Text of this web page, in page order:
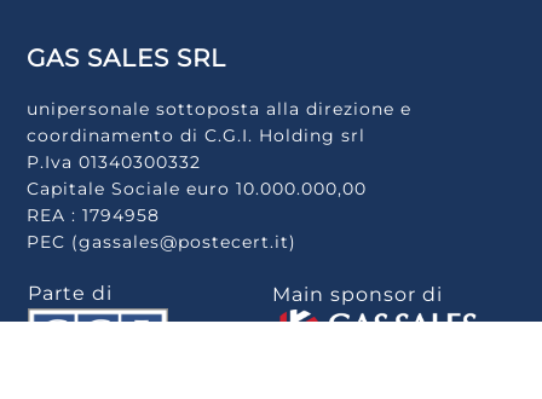
GAS SALES SRL
unipersonale sottoposta alla direzione e
coordinamento di C.G.I. Holding srl
P.Iva 01340300332
Capitale Sociale euro 10.000.000,00
REA : 1794958
PEC (gassales@postecert.it)
Parte di Main sponsor di